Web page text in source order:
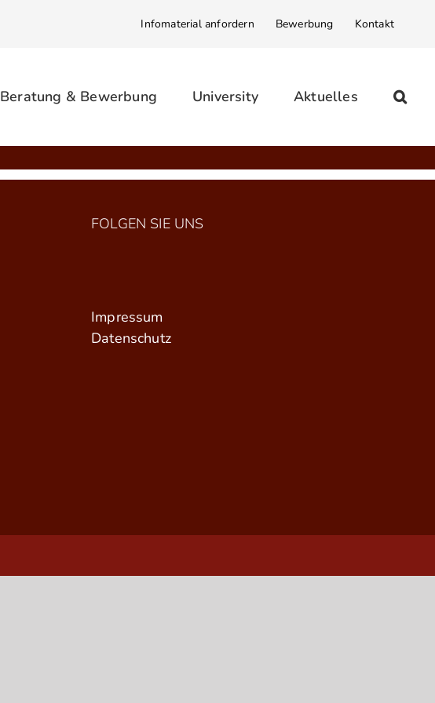
Infomaterial anfordern Bewerbung Kontakt
Beratung & Bewerbung University Aktuelles
FOLGEN SIE UNS
Impressum
Datenschutz